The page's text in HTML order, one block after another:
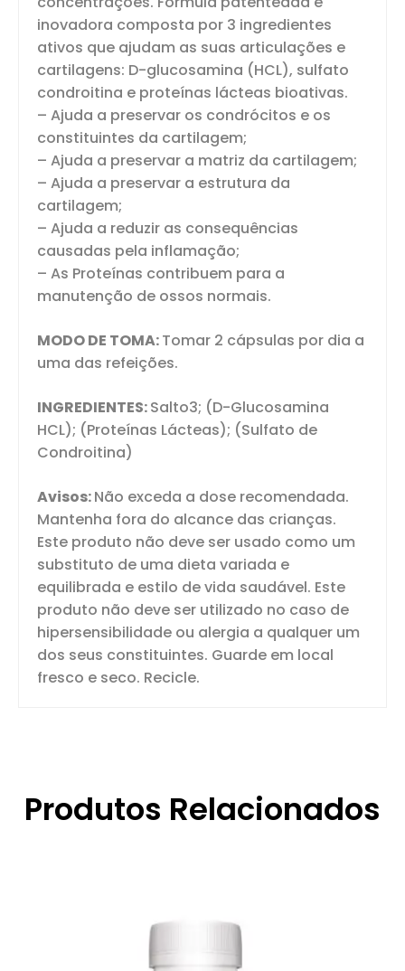
inovadora composta por 3 ingredientes
ativos que ajudam as suas articulações e
cartilagens: D-glucosamina (HCL), sulfato
condroitina e proteínas lácteas bioativas.
– Ajuda a preservar os condrócitos e os
constituintes da cartilagem;
– Ajuda a preservar a matriz da cartilagem;
– Ajuda a preservar a estrutura da
cartilagem;
– Ajuda a reduzir as consequências
causadas pela inflamação;
– As Proteínas contribuem para a
manutenção de ossos normais.
MODO DE TOMA:Tomar 2 cápsulas por dia a
uma das refeições.
INGREDIENTES:Salto3; (D-Glucosamina
HCL); (Proteínas Lácteas); (Sulfato de
Condroitina)
Avisos:Não exceda a dose recomendada.
Mantenha fora do alcance das crianças.
Este produto não deve ser usado como um
substituto de uma dieta variada e
equilibrada e estilo de vida saudável. Este
produto não deve ser utilizado no caso de
hipersensibilidade ou alergia a qualquer um
dos seus constituintes. Guarde em local
fresco e seco. Recicle.
Produtos Relacionados